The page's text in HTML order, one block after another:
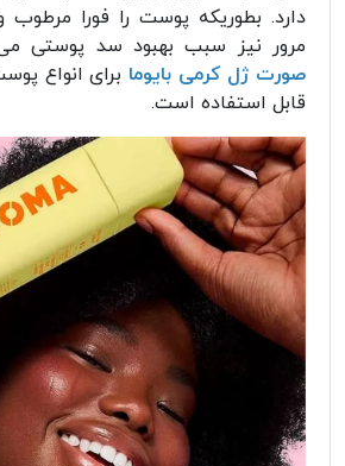
دارد. بطوریکه پوست را فورا
مرور نیز سبب بهبود سد پوستی
صورت ژل کرمی بایوما برای انواع
قابل استفاده است.